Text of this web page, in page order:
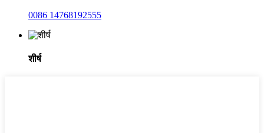
0086 14768192555
शीर्ष